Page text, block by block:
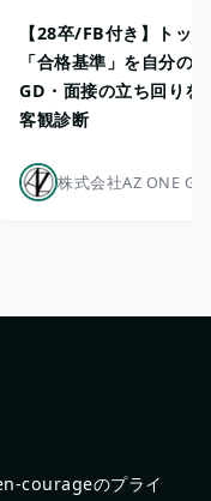
【28卒/FB付き】トッ
「合格基準」を自分の
GD・面接の立ち回りを
客観診断
株式会社AZ ONE
courageのプライ